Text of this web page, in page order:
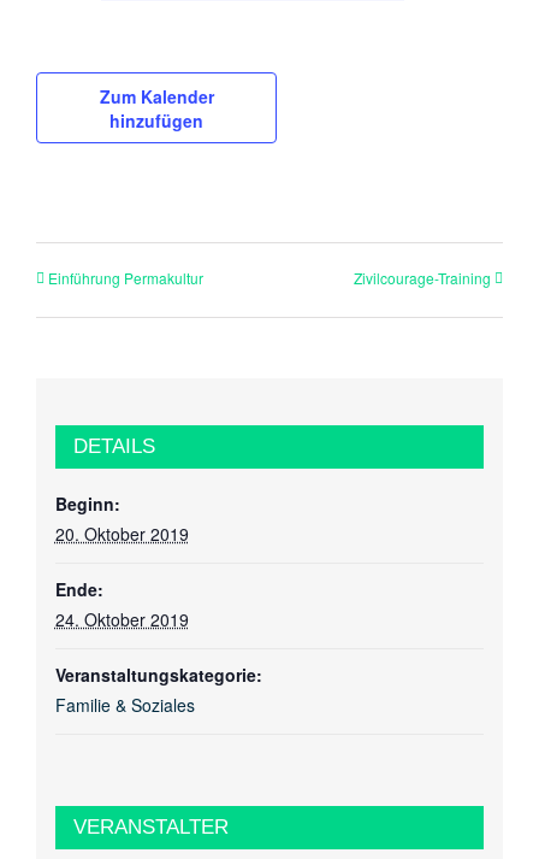
Zum Kalender
hinzufügen
Einführung Permakultur Zivilcourage-Training
DETAILS
Beginn:
20. Oktober 2019
Ende:
24. Oktober 2019
Veranstaltungskategorie:
Familie & Soziales
VERANSTALTER